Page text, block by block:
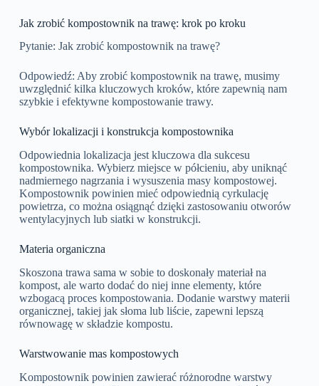
Jak zrobić kompostownik na trawę: krok po kroku
Pytanie: Jak zrobić kompostownik na trawę?
Odpowiedź: Aby zrobić kompostownik na trawę, musimy
uwzględnić kilka kluczowych kroków, które zapewnią nam
szybkie i efektywne kompostowanie trawy.
Wybór lokalizacji i konstrukcja kompostownika
Odpowiednia lokalizacja jest kluczowa dla sukcesu
kompostownika. Wybierz miejsce w półcieniu, aby uniknąć
nadmiernego nagrzania i wysuszenia masy kompostowej.
Kompostownik powinien mieć odpowiednią cyrkulację
powietrza, co można osiągnąć dzięki zastosowaniu otworów
wentylacyjnych lub siatki w konstrukcji.
Materia organiczna
Skoszona trawa sama w sobie to doskonały materiał na
kompost, ale warto dodać do niej inne elementy, które
wzbogacą proces kompostowania. Dodanie warstwy materii
organicznej, takiej jak słoma lub liście, zapewni lepszą
równowagę w składzie kompostu.
Warstwowanie mas kompostowych
Kompostownik powinien zawierać różnorodne warstwy